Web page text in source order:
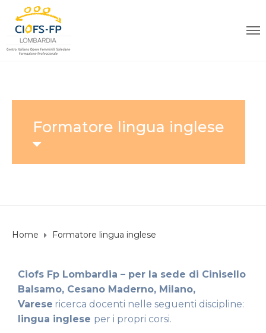
Formatore lingua inglese
Home Formatore lingua inglese
Ciofs Fp Lombardia – per la sede di Cinisello
Balsamo, Cesano Maderno, Milano,
Varese ricerca docenti nelle seguenti discipline:
lingua inglese per i propri corsi.